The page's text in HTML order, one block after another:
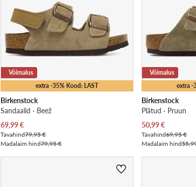
extra -35% Kood: LAST
Võimalus
Birkenstock
Sandaalid · Beež
Praegune hind
69,99€
Tavahind79,95 €
Madalaim hind79,95 €
extra -
Võimalus
Birkenstock
Plätud · Pruun
Praegune hind
50,99€
Tavahind69,95 €
Madalaim hind